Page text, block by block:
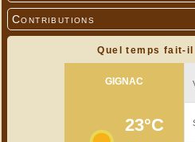
Contributions
Quel temps fait-